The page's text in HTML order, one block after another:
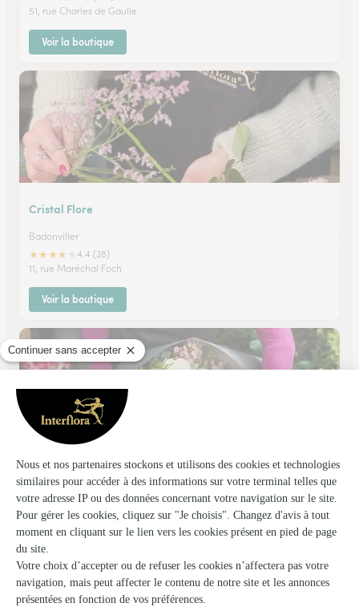
51, rue Charles de Gaulle
Voir la boutique
Cristal Flore
Badonviller
★★★★
4.4 (28)
11, rue Maréchal Foch
Voir la boutique
Ribeau-Fleurs
Ribeauville
★ ★★★ ★4.8 (47)
27, grand-rue
Voir la boutique